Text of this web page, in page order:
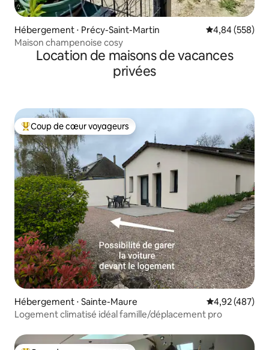
Hébergement ⋅ Précy-Saint-Martin Évaluation
4,84 (558)
Maison champenoise cosy
Location de maisons de vacances
privées
Coups de cœur voyageurs les plus appréciés
Coup de cœur voyageurs
Hébergement ⋅ Sainte-Maure Évaluation
4,92 (487)
Logement climatisé idéal famille/déplacement pro